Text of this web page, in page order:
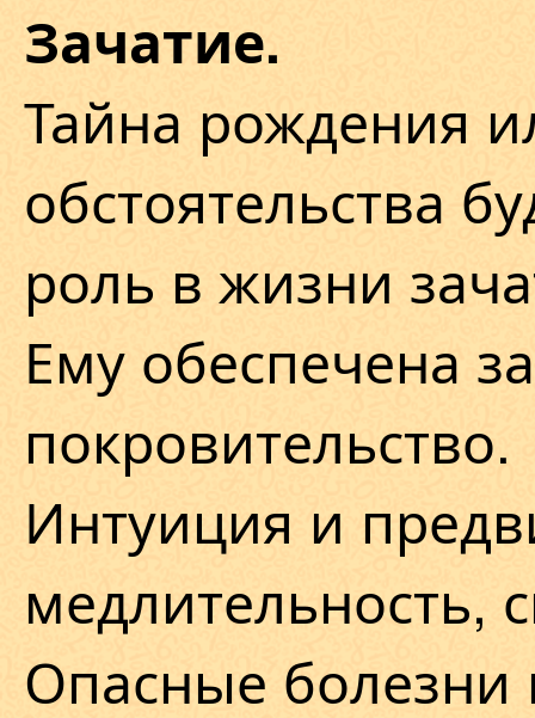
Зачатие.
Тайна рождения
обстоятельства
роль в жизни
Ему обеспечена
покровительство.
Интуиция и
медлительность,
Опасные болезни